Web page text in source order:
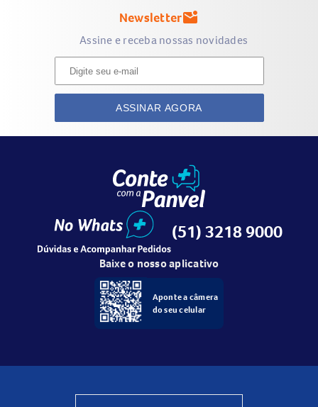
Newslettermark_email_unread
Assine e receba nossas novidades
ASSINAR AGORA
(51) 3218 9000
Baixe o nosso aplicativo
Aponte a câmera
do seu celular